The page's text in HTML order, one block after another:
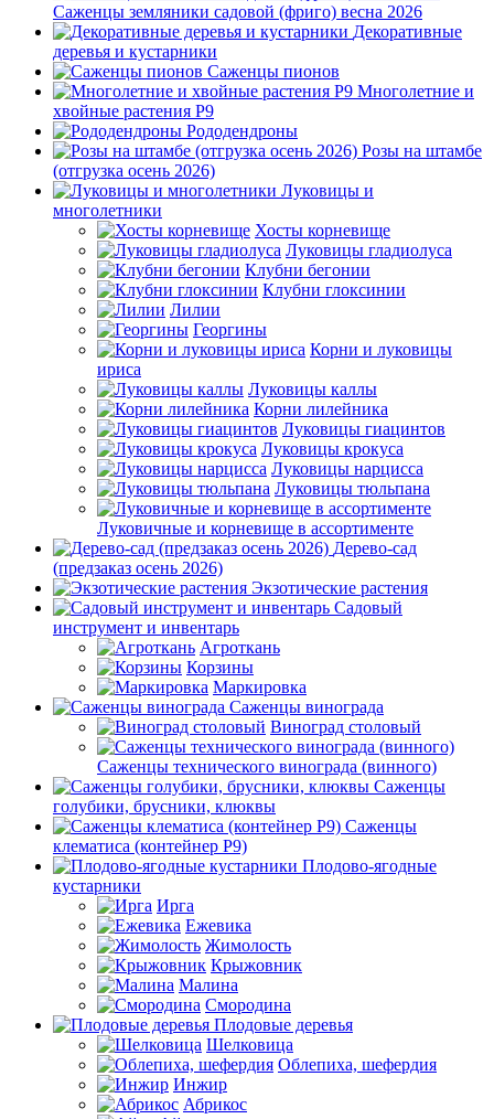
Саженцы земляники садовой (фриго) весна 2026
Декоративные
деревья и кустарники
Саженцы пионов
Многолетние и
хвойные растения Р9
Рододендроны
Розы на штамбе
(отгрузка осень 2026)
Луковицы и
многолетники
Хосты корневище
Луковицы гладиолуса
Клубни бегонии
Клубни глоксинии
Лилии
Георгины
Корни и луковицы
ириса
Луковицы каллы
Корни лилейника
Луковицы гиацинтов
Луковицы крокуса
Луковицы нарцисса
Луковицы тюльпана
Луковичные и корневище в ассортименте
Дерево-сад
(предзаказ осень 2026)
Экзотические растения
Садовый
инструмент и инвентарь
Агроткань
Корзины
Маркировка
Саженцы винограда
Виноград столовый
Саженцы технического винограда (винного)
Саженцы
голубики, брусники, клюквы
Саженцы
клематиса (контейнер Р9)
Плодово-ягодные
кустарники
Ирга
Ежевика
Жимолость
Крыжовник
Малина
Смородина
Плодовые деревья
Шелковица
Облепиха, шефердия
Инжир
Абрикос